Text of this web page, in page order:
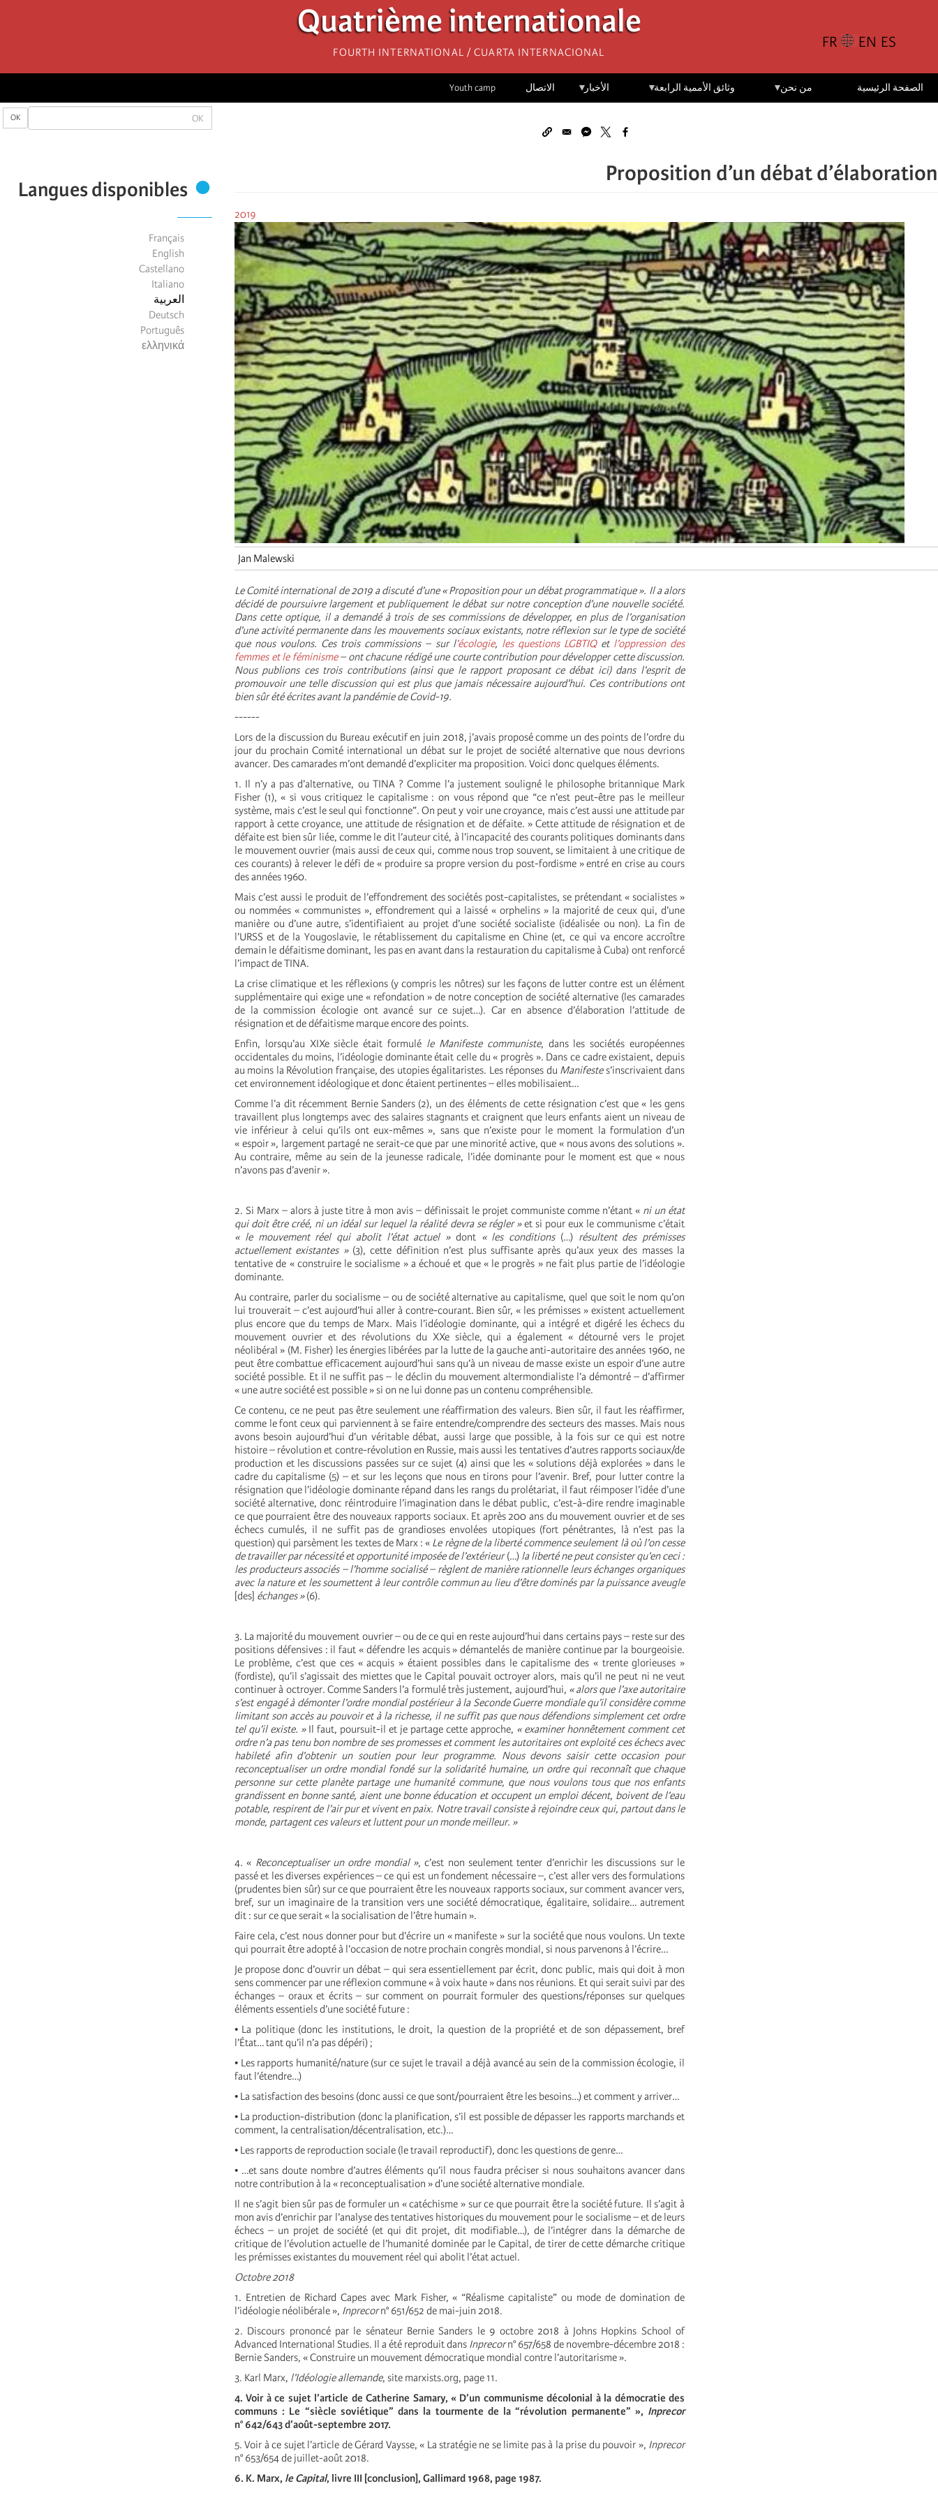
Quatrième internationale
Fourth International / Cuarta Internacional
الصفحة الرئيسية من نحن وثائق الأممية الرابعة الأخبار الاتصال Youth camp
OK
OK
Langues disponibles
Français
English
Castellano
Italiano
العربية
Deutsch
Português
ελληνικά
Proposition d’un débat d’élaboration
2019
Jan Malewski
Le Comité international de 2019 a discuté d’une « Proposition pour un débat programmatique ». Il a alors
décidé de poursuivre largement et publiquement le débat sur notre conception d’une nouvelle société.
Dans cette optique, il a demandé à trois de ses commissions de développer, en plus de l’organisation
d’une activité permanente dans les mouvements sociaux existants, notre réflexion sur le type de société
que nous voulons. Ces trois commissions – sur l’écologie, les questions LGBTIQet l’oppression des
femmes et le féminisme– ont chacune rédigé une courte contribution pour développer cette discussion.
Nous publions ces trois contributions (ainsi que le rapport proposant ce débat ici) dans l’esprit de
promouvoir une telle discussion qui est plus que jamais nécessaire aujourd'hui. Ces contributions ont
bien sûr été écrites avant la pandémie de Covid-19.
------
Lors de la discussion du Bureau exécutif en juin 2018, j’avais proposé comme un des points de l’ordre du
jour du prochain Comité international un débat sur le projet de société alternative que nous devrions
avancer. Des camarades m’ont demandé d’expliciter ma proposition. Voici donc quelques éléments.
1. Il n’y a pas d’alternative, ou TINA ? Comme l’a justement souligné le philosophe britannique Mark
Fisher (1), « si vous critiquez le capitalisme : on vous répond que “ce n’est peut-être pas le meilleur
système, mais c’est le seul qui fonctionne”. On peut y voir une croyance, mais c’est aussi une attitude par
rapport à cette croyance, une attitude de résignation et de défaite. » Cette attitude de résignation et de
défaite est bien sûr liée, comme le dit l’auteur cité, à l’incapacité des courants politiques dominants dans
le mouvement ouvrier (mais aussi de ceux qui, comme nous trop souvent, se limitaient à une critique de
ces courants) à relever le défi de « produire sa propre version du post-fordisme » entré en crise au cours
des années 1960.
Mais c’est aussi le produit de l’effondrement des sociétés post-capitalistes, se prétendant « socialistes »
ou nommées « communistes », effondrement qui a laissé « orphelins » la majorité de ceux qui, d’une
manière ou d’une autre, s’identifiaient au projet d’une société socialiste (idéalisée ou non). La fin de
l’URSS et de la Yougoslavie, le rétablissement du capitalisme en Chine (et, ce qui va encore accroître
demain le défaitisme dominant, les pas en avant dans la restauration du capitalisme à Cuba) ont renforcé
l’impact de TINA.
La crise climatique et les réflexions (y compris les nôtres) sur les façons de lutter contre est un élément
supplémentaire qui exige une « refondation » de notre conception de société alternative (les camarades
de la commission écologie ont avancé sur ce sujet…). Car en absence d’élaboration l’attitude de
résignation et de défaitisme marque encore des points.
Enfin, lorsqu’au XIXe siècle était formulé le Manifeste communiste, dans les sociétés européennes
occidentales du moins, l’idéologie dominante était celle du « progrès ». Dans ce cadre existaient, depuis
au moins la Révolution française, des utopies égalitaristes. Les réponses du Manifestes’inscrivaient dans
cet environnement idéologique et donc étaient pertinentes – elles mobilisaient…
Comme l’a dit récemment Bernie Sanders (2), un des éléments de cette résignation c’est que « les gens
travaillent plus longtemps avec des salaires stagnants et craignent que leurs enfants aient un niveau de
vie inférieur à celui qu’ils ont eux-mêmes », sans que n’existe pour le moment la formulation d’un
« espoir », largement partagé ne serait-ce que par une minorité active, que « nous avons des solutions ».
Au contraire, même au sein de la jeunesse radicale, l’idée dominante pour le moment est que « nous
n’avons pas d’avenir ».
2. Si Marx – alors à juste titre à mon avis – définissait le projet communiste comme n’étant « ni un état
qui doit être créé, ni un idéal sur lequel la réalité devra se régler »et si pour eux le communisme c’était
« le mouvement réel qui abolit l’état actuel » dont« les conditions (…)résultent des prémisses
actuellement existantes »(3), cette définition n’est plus suffisante après qu’aux yeux des masses la
tentative de « construire le socialisme » a échoué et que « le progrès » ne fait plus partie de l’idéologie
dominante.
Au contraire, parler du socialisme – ou de société alternative au capitalisme, quel que soit le nom qu’on
lui trouverait – c’est aujourd’hui aller à contre-courant. Bien sûr, « les prémisses » existent actuellement
plus encore que du temps de Marx. Mais l’idéologie dominante, qui a intégré et digéré les échecs du
mouvement ouvrier et des révolutions du XXe siècle, qui a également « détourné vers le projet
néolibéral » (M. Fisher) les énergies libérées par la lutte de la gauche anti-autoritaire des années 1960, ne
peut être combattue efficacement aujourd’hui sans qu’à un niveau de masse existe un espoir d’une autre
société possible. Et il ne suffit pas – le déclin du mouvement altermondialiste l’a démontré – d’affirmer
« une autre société est possible » si on ne lui donne pas un contenu compréhensible.
Ce contenu, ce ne peut pas être seulement une réaffirmation des valeurs. Bien sûr, il faut les réaffirmer,
comme le font ceux qui parviennent à se faire entendre/comprendre des secteurs des masses. Mais nous
avons besoin aujourd’hui d’un véritable débat, aussi large que possible, à la fois sur ce qui est notre
histoire – révolution et contre-révolution en Russie, mais aussi les tentatives d’autres rapports sociaux/de
production et les discussions passées sur ce sujet (4) ainsi que les « solutions déjà explorées » dans le
cadre du capitalisme (5) – et sur les leçons que nous en tirons pour l’avenir. Bref, pour lutter contre la
résignation que l’idéologie dominante répand dans les rangs du prolétariat, il faut réimposer l’idée d’une
société alternative, donc réintroduire l’imagination dans le débat public, c’est-à-dire rendre imaginable
ce que pourraient être des nouveaux rapports sociaux. Et après 200 ans du mouvement ouvrier et de ses
échecs cumulés, il ne suffit pas de grandioses envolées utopiques (fort pénétrantes, là n’est pas la
question) qui parsèment les textes de Marx : « Le règne de la liberté commence seulement là où l’on cesse
de travailler par nécessité et opportunité imposée de l’extérieur(…)la liberté ne peut consister qu’en ceci :
les producteurs associés – l’homme socialisé – règlent de manière rationnelle leurs échanges organiques
avec la nature et les soumettent à leur contrôle commun au lieu d’être dominés par la puissance aveugle
[des] échanges »(6).
3. La majorité du mouvement ouvrier – ou de ce qui en reste aujourd’hui dans certains pays – reste sur des
positions défensives : il faut « défendre les acquis » démantelés de manière continue par la bourgeoisie.
Le problème, c’est que ces « acquis » étaient possibles dans le capitalisme des « trente glorieuses »
(fordiste), qu’il s’agissait des miettes que le Capital pouvait octroyer alors, mais qu’il ne peut ni ne veut
continuer à octroyer. Comme Sanders l’a formulé très justement, aujourd’hui, « alors que l’axe autoritaire
s’est engagé à démonter l’ordre mondial postérieur à la Seconde Guerre mondiale qu’il considère comme
limitant son accès au pouvoir et à la richesse, il ne suffit pas que nous défendions simplement cet ordre
tel qu’il existe. »Il faut, poursuit-il et je partage cette approche, « examiner honnêtement comment cet
ordre n’a pas tenu bon nombre de ses promesses et comment les autoritaires ont exploité ces échecs avec
habileté afin d’obtenir un soutien pour leur programme. Nous devons saisir cette occasion pour
reconceptualiser un ordre mondial fondé sur la solidarité humaine, un ordre qui reconnaît que chaque
personne sur cette planète partage une humanité commune, que nous voulons tous que nos enfants
grandissent en bonne santé, aient une bonne éducation et occupent un emploi décent, boivent de l’eau
potable, respirent de l’air pur et vivent en paix. Notre travail consiste à rejoindre ceux qui, partout dans le
monde, partagent ces valeurs et luttent pour un monde meilleur. »
4. « Reconceptualiser un ordre mondial », c’est non seulement tenter d’enrichir les discussions sur le
passé et les diverses expériences – ce qui est un fondement nécessaire –, c’est aller vers des formulations
(prudentes bien sûr) sur ce que pourraient être les nouveaux rapports sociaux, sur comment avancer vers,
bref, sur un imaginaire de la transition vers une société démocratique, égalitaire, solidaire… autrement
dit : sur ce que serait « la socialisation de l’être humain ».
Faire cela, c’est nous donner pour but d’écrire un « manifeste » sur la société que nous voulons. Un texte
qui pourrait être adopté à l’occasion de notre prochain congrès mondial, si nous parvenons à l’écrire…
Je propose donc d’ouvrir un débat – qui sera essentiellement par écrit, donc public, mais qui doit à mon
sens commencer par une réflexion commune « à voix haute » dans nos réunions. Et qui serait suivi par des
échanges – oraux et écrits – sur comment on pourrait formuler des questions/réponses sur quelques
éléments essentiels d’une société future :
• La politique (donc les institutions, le droit, la question de la propriété et de son dépassement, bref
l’État… tant qu’il n’a pas dépéri) ;
• Les rapports humanité/nature (sur ce sujet le travail a déjà avancé au sein de la commission écologie, il
faut l’étendre…)
• La satisfaction des besoins (donc aussi ce que sont/pourraient être les besoins…) et comment y arriver…
• La production-distribution (donc la planification, s’il est possible de dépasser les rapports marchands et
comment, la centralisation/décentralisation, etc.)…
• Les rapports de reproduction sociale (le travail reproductif), donc les questions de genre…
• …et sans doute nombre d’autres éléments qu’il nous faudra préciser si nous souhaitons avancer dans
notre contribution à la « reconceptualisation » d’une société alternative mondiale.
Il ne s’agit bien sûr pas de formuler un « catéchisme » sur ce que pourrait être la société future. Il s’agit à
mon avis d’enrichir par l’analyse des tentatives historiques du mouvement pour le socialisme – et de leurs
échecs – un projet de société (et qui dit projet, dit modifiable…), de l’intégrer dans la démarche de
critique de l’évolution actuelle de l’humanité dominée par le Capital, de tirer de cette démarche critique
les prémisses existantes du mouvement réel qui abolit l’état actuel.
Octobre 2018
1. Entretien de Richard Capes avec Mark Fisher, « “Réalisme capitaliste” ou mode de domination de
l’idéologie néolibérale », Inprecorn° 651/652 de mai-juin 2018.
2. Discours prononcé par le sénateur Bernie Sanders le 9 octobre 2018 à Johns Hopkins School of
Advanced International Studies. Il a été reproduit dans Inprecorn° 657/658 de novembre-décembre 2018 :
Bernie Sanders, « Construire un mouvement démocratique mondial contre l’autoritarisme ».
3. Karl Marx, l’Idéologie allemande, site marxists.org, page 11.
4. Voir à ce sujet l’article de Catherine Samary, « D’un communisme décolonial à la démocratie des
communs : Le “siècle soviétique” dans la tourmente de la “révolution permanente” », Inprecor
n° 642/643 d’août-septembre 2017.
5. Voir à ce sujet l’article de Gérard Vaysse, « La stratégie ne se limite pas à la prise du pouvoir », Inprecor
n° 653/654 de juillet-août 2018.
6. K. Marx, le Capital, livre III [conclusion], Gallimard 1968, page 1987.